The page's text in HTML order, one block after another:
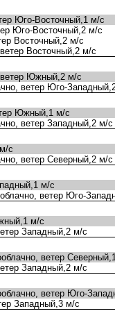
Юго-Восточный,1 м/с
Юго-Восточный,2 м/с
Восточный,2 м/с
Восточный,2 м/с
Южный,2 м/с
ветер Юго-
Южный,1 м/с
ветер Западный,2 м/с
с
ветер Северный,2 м/с
м/с
ветер Юго-
м/с
Западный,2 м/с
ветер
Западный,2 м/с
ветер Юго-
Западный,3 м/с